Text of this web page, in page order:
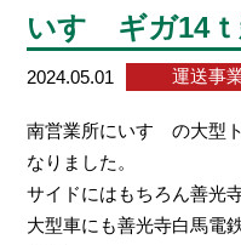
いすゞギガ14
2024.05.01 運送事
南営業所にいすゞの大型
なりました。
サイドにはもちろん善光
大型車にも善光寺白馬電